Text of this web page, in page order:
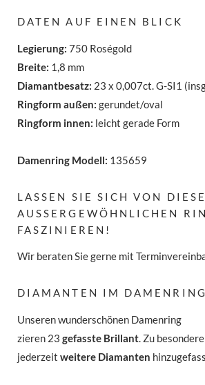
DATEN AUF EINEN BLICK
Legierung: 750 Roségold
Breite: 1,8 mm
Diamantbesatz: 23 x 0,007ct. G-SI1
Ringform außen: gerundet/oval
Ringform innen: leicht gerade Form
Damenring Modell: 135659
LASSEN SIE SICH VON
AUSSERGEWÖHNLICHEN
ASZINIEREN!
Wir beraten Sie gerne mit
DIAMANTEN IM DAMENRING
Unseren wunderschönen Damenring
zieren 23 gefasste Brillant . Zu
jederzeit weitere Diamanten